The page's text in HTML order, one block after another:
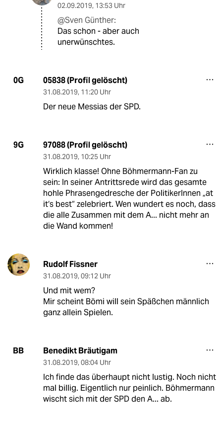
02.09.2019, 13:53 Uhr
@Sven Günther:
Das schon - aber auch
unerwünschtes.
0G 05838 (Profil gelöscht)
31.08.2019, 11:20 Uhr
Der neue Messias der SPD.
9G 97088 (Profil gelöscht)
31.08.2019, 10:25 Uhr
Wirklich klasse! Ohne Böhmermann-Fan zu
sein: In seiner Antrittsrede wird das gesamte
hohle Phrasengedresche der PolitikerInnen „at
it‘s best“ zelebriert. Wen wundert es noch, dass
die alle Zusammen mit dem A... nicht mehr an
die Wand kommen!
Rudolf Fissner
31.08.2019, 09:12 Uhr
Und mit wem?
Mir scheint Bömi will sein Späßchen männlich
ganz allein Spielen.
BB Benedikt Bräutigam
31.08.2019, 08:04 Uhr
Ich finde das überhaupt nicht lustig. Noch nicht
mal billig. Eigentlich nur peinlich. Böhmermann
wischt sich mit der SPD den A... ab.